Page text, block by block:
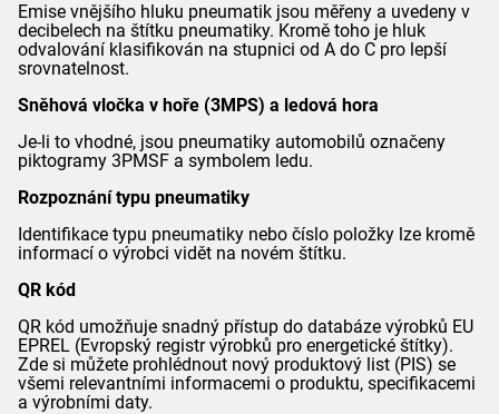
Emise vnějšího hluku pneumatik jsou měřeny a uvedeny v
decibelech na štítku pneumatiky. Kromě toho je hluk
odvalování klasifikován na stupnici od A do C pro lepší
srovnatelnost.
Sněhová vločka v hoře (3MPS) a ledová hora
Je-li to vhodné, jsou pneumatiky automobilů označeny
piktogramy 3PMSF a symbolem ledu.
Rozpoznání typu pneumatiky
Identifikace typu pneumatiky nebo číslo položky lze kromě
informací o výrobci vidět na novém štítku.
QR kód
QR kód umožňuje snadný přístup do databáze výrobků EU
EPREL (Evropský registr výrobků pro energetické štítky).
Zde si můžete prohlédnout nový produktový list (PIS) se
všemi relevantními informacemi o produktu, specifikacemi
a výrobními daty.